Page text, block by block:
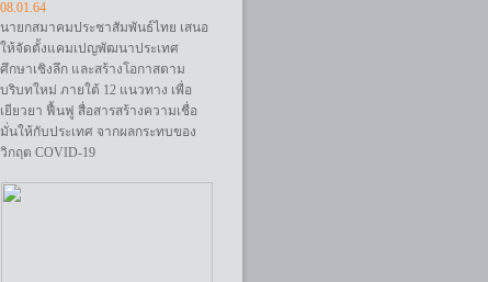
08.01.64
นายกสมาคมประชาสัมพันธ์ไทย เสนอ
ให้จัดตั้งแคมเปญพัฒนาประเทศ
ศึกษาเชิงลึก และสร้างโอกาสตาม
บริบทใหม่ ภายใต้ 12 แนวทาง เพื่อ
เยียวยา ฟื้นฟู สื่อสารสร้างความเชื่อ
มั่นให้กับประเทศ จากผลกระทบของ
วิกฤต COVID-19